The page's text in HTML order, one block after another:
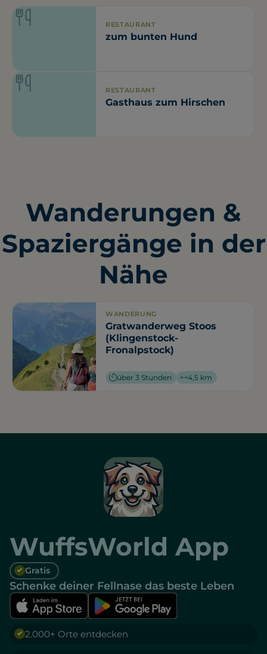
RESTAURANT
zum bunten Hund
RESTAURANT
Gasthaus zum Hirschen
Wanderungen &
Spaziergänge in der
Nähe
WANDERUNG
Gratwanderweg Stoos
(Klingenstock-
Fronalpstock)
über 3 Stunden 4,5 km
WuffsWorld App
Gratis
Schenke deiner Fellnase das beste Leben
2.000+ Orte entdecken